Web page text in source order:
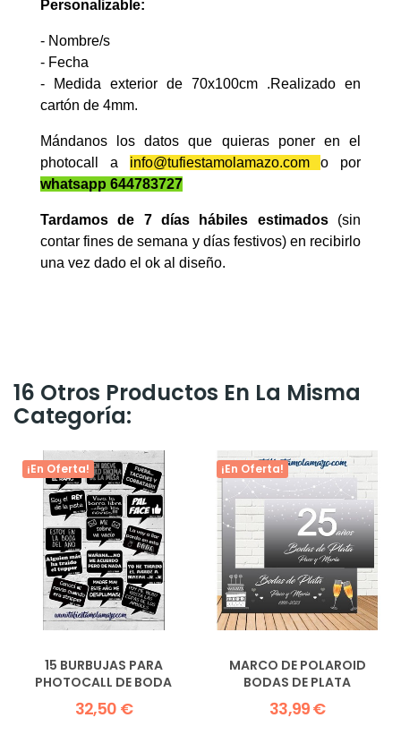
Personalizable:
- Nombre/s
- Fecha
- Medida exterior de 70x100cm .Realizado en
cartón de 4mm.
Mándanos los datos que quieras poner en el
photocall a info@tufiestamolamazo.com
o por
whatsapp 644783727
Tardamos de 7 días hábiles estimados(sin
contar fines de semana y días festivos) en recibirlo
una vez dado el ok al diseño.
16 Otros Productos En La Misma
Categoría:
¡En Oferta!
15 BURBUJAS PARA
PHOTOCALL DE BODA
32,50 €
¡En Oferta!
MARCO DE POLAROID
BODAS DE PLATA
33,99 €